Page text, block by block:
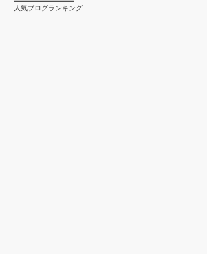
人気ブログランキング